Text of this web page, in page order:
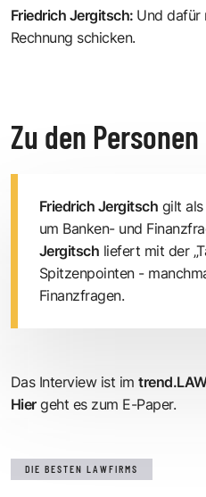
Friedrich Jergitsch: Und dafür
Rechnung schicken.
Zu den Personen
Friedrich Jergitsch gilt
um Banken- und
Jergitsch liefert mit der
Spitzenpointen -
Finanzfragen.
Das Interview ist im
Hier geht es zum E-Paper.
DIE BESTEN LAWFIRMS